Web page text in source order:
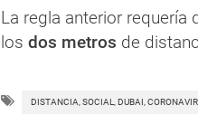
La regla anterior requería
los dos metros de
DISTANCIA, SOCIAL, DUBAI,